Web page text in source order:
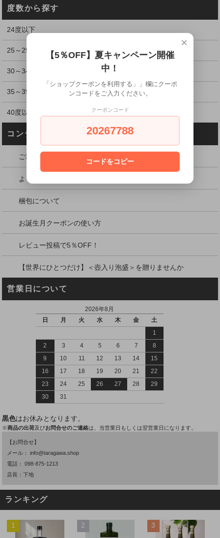
度数から探す
24度以下
25～29度
30～34度
35～39度
40度以上
コンテンツを見る
ご利用ガイド
よくある質問／送料・納期・支払いのQ&A
梱包について
お誕生月クーポンの使い方
レビュー投稿で5％OFF！
【世界にひとつだけ】＜壺入り泡盛＞を贈りませんか
営業日について
2026年8月
日
月 火 水 木 金
土
1
2
3 4 5 6 7
8
9
10 11 12 13 14
15
16
17 18 19 20 21
22
23
24 25 26 27 28
29
30
31
黒色はお休みとなります。
※商品の出荷及びお問合せのご連絡は、当営業日もしくは翌営業日になります。
【お問合せ】
メール：info@taragawa.shop
電話：098-875-1213
店長：下地
ランキング
1 2 3
×
【5％OFF】夏キャンペーン開催
中！
「ショップクーポンを利用する」」欄にクーポ
ンコードをご入力ください。
クーポンコード
20267788
コードをコピー